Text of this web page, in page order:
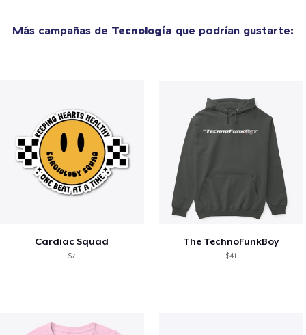
Más campañas de Tecnología que podrían gustarte:
Cardiac Squad
$7
The TechnoFunkBoy
$41